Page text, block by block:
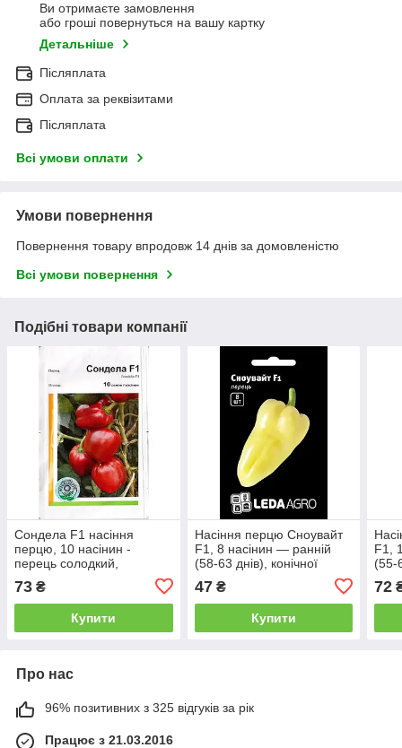
Ви отримаєте замовлення
або гроші повернуться на вашу картку
Детальніше
Післяплата
Оплата за реквізитами
Післяплата
Всі умови оплати
Умови повернення
Повернення товару впродовж 14 днів за домовленістю
Всі умови повернення
Подібні товари компанії
Сондела F1 насіння
перцю, 10 насінин -
перець солодкий,
кубоподібний, Rijk Zwaan
73 ₴
Купити
Насіння перцю Сноувайт
F1, 8 насінин — ранній
(58-63 днів), конічної
LEDAAGRO
47₴
Купити
F1,
(55-
72
Про нас
96% позитивних з 325 відгуків за рік
Працює з 21.03.2016